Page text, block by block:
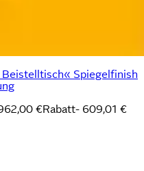
Spiegelfinish
€Rabatt- 609,01 €